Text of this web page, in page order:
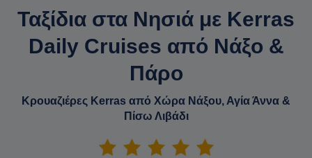
Ταξίδια στα Νησιά με Kerras
Daily Cruises από Νάξο &
Πάρο
Κρουαζιέρες Kerras από Χώρα Νάξου, Αγία Άννα &
Πίσω Λιβάδι